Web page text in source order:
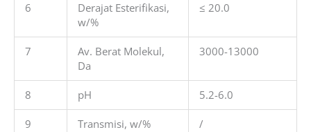
6
Derajat Esterifikasi,
w/%
≤ 20.0
7
Av. Berat Molekul,
Da
3000-13000
8 pH 5.2-6.0
9 Transmisi, w/% /